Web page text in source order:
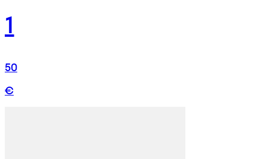
1
50
€